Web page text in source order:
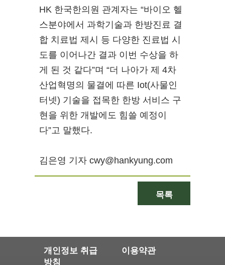
HK 한국한의원 관계자는 “바이오 헬
스분야에서 과학기술과 한방진료 결
합 치료법 제시 등 다양한 진료법 시
도를 이어나간 결과 이번 수상을 하
게 된 것 같다”며 “더 나아가 제 4차
산업혁명의 물결에 따른 Iot(사물인
터넷) 기술을 접목한 한방 서비스 구
현을 위한 개발에도 힘쓸 예정이
다”고 말했다.
김은영 기자 cwy@hankyung.com
목록
개인정보 취급
방침
이용약관